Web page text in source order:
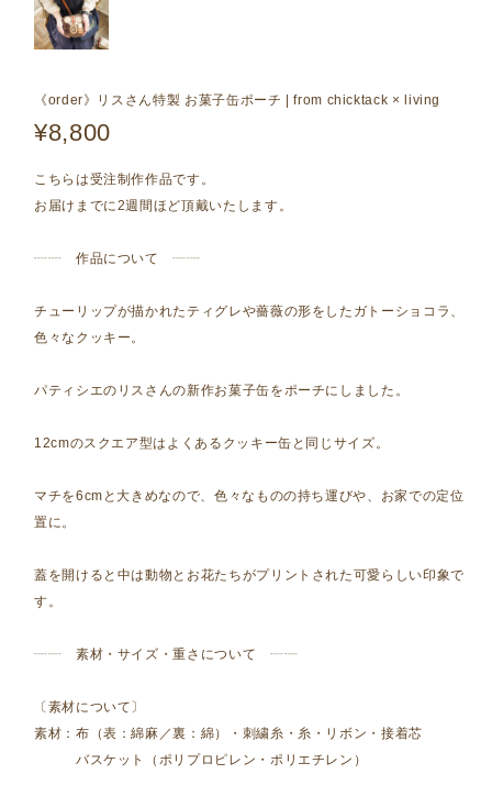
《order》リスさん特製 お菓子缶ポーチ | from chicktack × living
¥8,800
こちらは受注制作作品です。
お届けまでに2週間ほど頂戴いたします。
┈┈ 作品について ┈┈
チューリップが描かれたティグレや薔薇の形をしたガトーショコラ、
色々なクッキー。
パティシエのリスさんの新作お菓子缶をポーチにしました。
12cmのスクエア型はよくあるクッキー缶と同じサイズ。
マチを6cmと大きめなので、色々なものの持ち運びや、お家での定位
置に。
蓋を開けると中は動物とお花たちがプリントされた可愛らしい印象で
す。
┈┈ 素材・サイズ・重さについて ┈┈
〔素材について〕
素材：布（表：綿麻／裏：綿）・刺繍糸・糸・リボン・接着芯
バスケット（ポリプロピレン・ポリエチレン）